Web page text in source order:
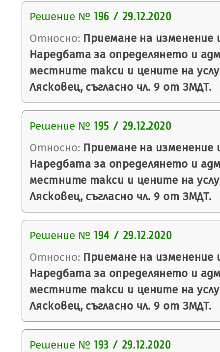
Решение № 196 / 29.12.2020
Относно: Приемане на изменение
Наредбата за определянето и
местните такси и цените на
Лясковец, съгласно чл. 9 от ЗМДТ.
Решение № 195 / 29.12.2020
Относно: Приемане на изменение
Наредбата за определянето и
местните такси и цените на
Лясковец, съгласно чл. 9 от ЗМДТ.
Решение № 194 / 29.12.2020
Относно: Приемане на изменение
Наредбата за определянето и
местните такси и цените на
Лясковец, съгласно чл. 9 от ЗМДТ.
Решение № 193 / 29.12.2020